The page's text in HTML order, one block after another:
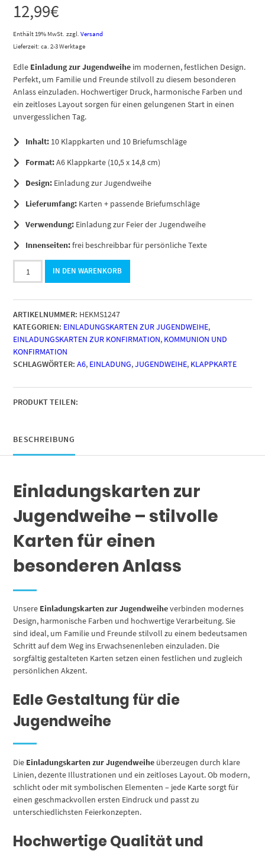
12,99€
Enthält 19% MwSt. zzgl.Versand
Lieferzeit: ca. 2-3 Werktage
Edle Einladung zur Jugendweihe im modernen, festlichen Design.
Perfekt, um Familie und Freunde stilvoll zu diesem besonderen
Anlass einzuladen. Hochwertiger Druck, harmonische Farben und
ein zeitloses Layout sorgen für einen gelungenen Start in einen
unvergesslichen Tag.
Inhalt: 10 Klappkarten und 10 Briefumschläge
Format:A6 Klappkarte (10,5 x 14,8 cm)
Design: Einladung zur Jugendweihe
Lieferumfang: Karten + passende Briefumschläge
Verwendung: Einladung zur Feier der Jugendweihe
Innenseiten:frei beschreibbar für persönliche Texte
Jugendweihe
Mädchen
-
Motiv
Verzauberte
Weihe
-
Einladungen
Klappkarten
Menge
IN DEN WARENKORB
ARTIKELNUMMER: HEKMS1247
KATEGORIEN: EINLADUNGSKARTEN ZUR JUGENDWEIHE,
EINLADUNGSKARTEN ZUR KONFIRMATION, KOMMUNION UND
KONFIRMATION
SCHLAGWÖRTER: A6, EINLADUNG,JUGENDWEIHE, KLAPPKARTE
PRODUKT TEILEN:
BESCHREIBUNG
Einladungskarten zur
Jugendweihe – stilvolle
Karten für einen
besonderen Anlass
Unsere Einladungskarten zur Jugendweiheverbinden modernes
Design, harmonische Farben und hochwertige Verarbeitung. Sie
sind ideal, um Familie und Freunde stilvoll zu einem bedeutsamen
Schritt auf dem Weg ins Erwachsenenleben einzuladen. Die
sorgfältig gestalteten Karten setzen einen festlichen und zugleich
persönlichen Akzent.
Edle Gestaltung für die
Jugendweihe
Die Einladungskarten zur Jugendweihe überzeugen durch klare
Linien, dezente Illustrationen und ein zeitloses Layout. Ob modern,
schlicht oder mit symbolischen Elementen – jede Karte sorgt für
einen geschmackvollen ersten Eindruck und passt zu
unterschiedlichsten Feierkonzepten.
Hochwertige Qualität und